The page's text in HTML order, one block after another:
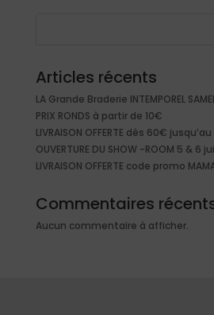
Articles récents
LA Grande Braderie INTEMPOREL
PRIX RONDS à partir de 10€
LIVRAISON OFFERTE dès 60€
OUVERTURE DU SHOW -ROOM 5 & 6
LIVRAISON OFFERTE code promo
Commentaires
Aucun commentaire à afficher.